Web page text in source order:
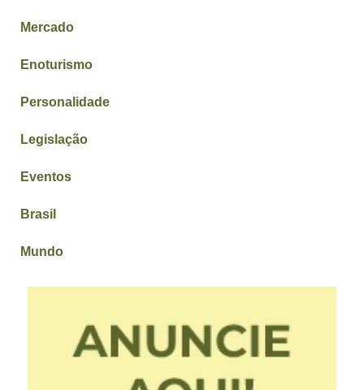
Mercado
Enoturismo
Personalidade
Legislação
Eventos
Brasil
Mundo